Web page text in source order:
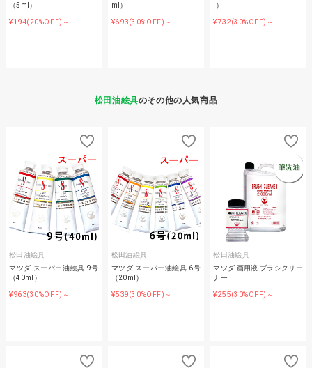
（5ml）
¥194(20%OFF)～
ml）
¥693(30%OFF)～
l）
¥732(30%OFF)～
松田油絵具のその他の人気商品
松田油絵具
マツダ スーパー油絵具 9号
（40ml）
¥963(30%OFF)～
松田油絵具
マツダ スーパー油絵具 6号
（20ml）
¥539(30%OFF)～
松田油絵具
マツダ 画用液 ブラシクリー
ナー
¥255(30%OFF)～